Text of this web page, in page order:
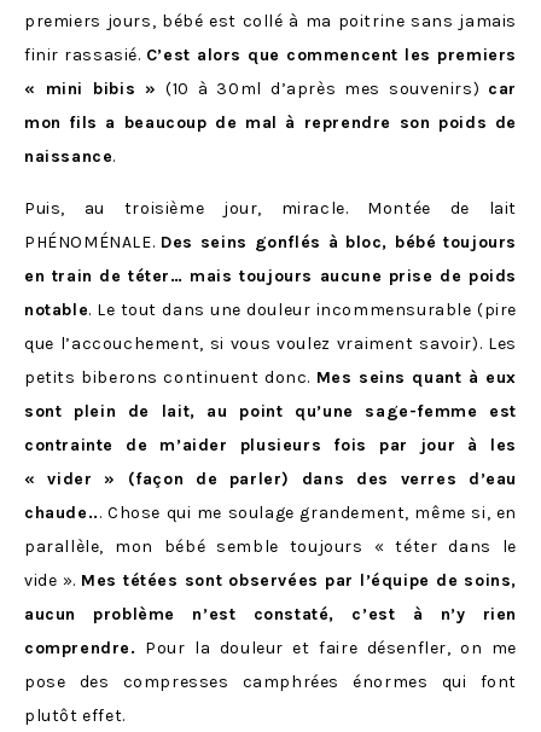
premiers jours, bébé est collé à ma poitrine sans jamais
finir rassasié. C’est alors que commencent les premiers
« mini bibis » (10 à 30ml d’après mes souvenirs) car
mon fils a beaucoup de mal à reprendre son poids de
naissance.
Puis, au troisième jour, miracle. Montée de lait
PHÉNOMÉNALE. Des seins gonflés à bloc, bébé toujours
en train de téter… mais toujours aucune prise de poids
notable. Le tout dans une douleur incommensurable (pire
que l’accouchement, si vous voulez vraiment savoir). Les
petits biberons continuent donc. Mes seins quant à eux
sont plein de lait, au point qu’une sage-femme est
contrainte de m’aider plusieurs fois par jour à les
« vider » (façon de parler) dans des verres d’eau
chaude... Chose qui me soulage grandement, même si, en
parallèle, mon bébé semble toujours « téter dans le
vide ». Mes tétées sont observées par l’équipe de soins,
aucun problème n’est constaté, c’est à n’y rien
comprendre. Pour la douleur et faire désenfler, on me
pose des compresses camphrées énormes qui font
plutôt effet.